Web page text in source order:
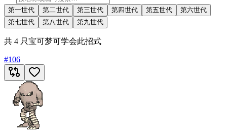
第一世代 第二世代 第三世代 第四世代 第五世代
第六世代
第七世代
第八世代 第九世代
共 4 只宝可梦可学会此招式
#106